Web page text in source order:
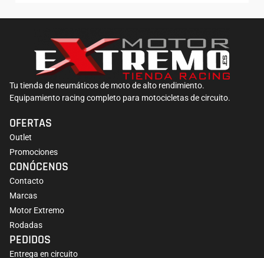
Tu tienda de neumáticos de moto de alto rendimiento.
Equipamiento racing completo para motocicletas de circuito.
OFERTAS
Outlet
Promociones
CONÓCENOS
Contacto
Marcas
Motor Extremo
Rodadas
PEDIDOS
Entrega en circuito